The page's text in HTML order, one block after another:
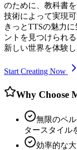
のために、教科書
技術によって実現
きっとTTSの魅力
ントを見つけられ
新しい世界を体験し
Start Creating Now
Why Choose
無限のペ
タースタイル
効率的な